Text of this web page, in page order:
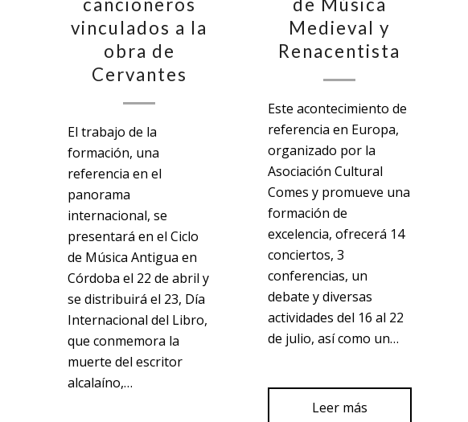
cancioneros
vinculados a la
obra de
Cervantes
El trabajo de la
formación, una
referencia en el
panorama
internacional, se
presentará en el Ciclo
de Música Antigua en
Córdoba el 22 de abril y
se distribuirá el 23, Día
Internacional del Libro,
que conmemora la
muerte del escritor
alcalaíno,…
de Música
Medieval y
Renacentista
Este acontecimiento de
referencia en Europa,
organizado por la
Asociación Cultural
Comes y promueve una
formación de
excelencia, ofrecerá 14
conciertos, 3
conferencias, un
debate y diversas
actividades del 16 al 22
de julio, así como un…
Leer más